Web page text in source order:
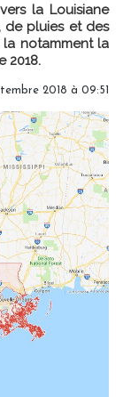
la Louisiane
de pluies et des
la notamment la
2018.
2018 à 09:51